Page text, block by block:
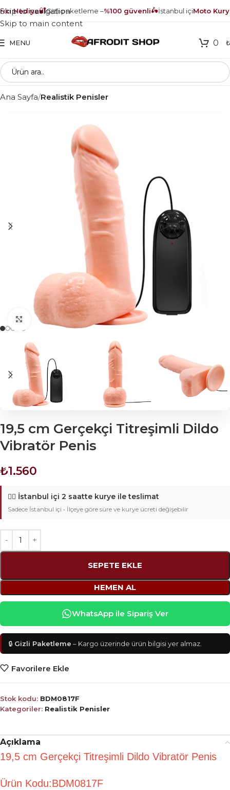
Hediye🔐Gizli paketleme –%100 güvenli🛵İstanbul içiMoto Kurye
Skip to navigation
Skip to main content
MENU 0 ₺
Ana Sayfa Realistik Penisler
Click to enlarge
19,5 cm Gerçekçi Titreşimli Dildo
Vibratör Penis
₺1.560
🚴‍♂️ İstanbul içi 2 saatte kurye ile teslimat
Sadece İstanbul içi • İlçeye göre süre ve kurye ücreti değişebilir
SEPETE EKLE
HEMEN AL
WhatsApp ile Sipariş Ver
🔒 Gizli Paketleme – Kargo üzerinde ürün bilgisi yer almaz.
Favorilere Ekle
Stok kodu: BDM0817F
Kategoriler: Realistik Penisler
Açıklama
19,5 cm Gerçekçi Titreşimli Dildo Vibratör Penis
Ürün Kodu:BDM0817F